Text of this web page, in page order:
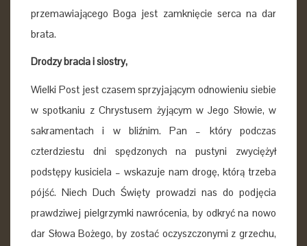
przemawiającego Boga jest zamknięcie serca na dar
brata.
Drodzy bracia i siostry,
Wielki Post jest czasem sprzyjającym odnowieniu siebie
w spotkaniu z Chrystusem żyjącym w Jego Słowie, w
sakramentach i w bliźnim. Pan – który podczas
czterdziestu dni spędzonych na pustyni zwyciężył
podstępy kusiciela – wskazuje nam drogę, którą trzeba
pójść. Niech Duch Święty prowadzi nas do podjęcia
prawdziwej pielgrzymki nawrócenia, by odkryć na nowo
dar Słowa Bożego, by zostać oczyszczonymi z grzechu,